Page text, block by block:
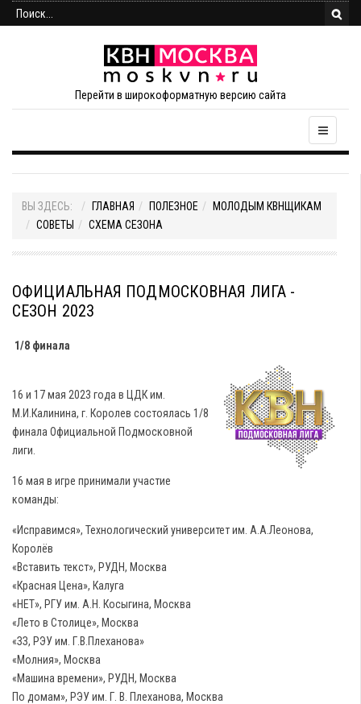
Перейти в широкоформатную версию сайта
ВЫ ЗДЕСЬ: ГЛАВНАЯ ПОЛЕЗНОЕ
МОЛОДЫМ КВНЩИКАМ
СОВЕТЫ
СХЕМА СЕЗОНА
ОФИЦИАЛЬНАЯ ПОДМОСКОВНАЯ ЛИГА -
СЕЗОН 2023
1/8 финала
16 и 17 мая 2023 года в ЦДК им.
М.И.Калинина, г. Королев состоялась 1/8
финала Официальной Подмосковной
лиги.
16 мая в игре принимали участие
команды:
«Исправимся», Технологический университет им. А.А.Леонова,
Королёв
«Вставить текст», РУДН, Москва
«Красная Цена», Калуга
«НЕТ», РГУ им. А.Н. Косыгина, Москва
«Лето в Столице», Москва
«ЗЗ, РЭУ им. Г.В.Плеханова»
«Молния», Москва
«Машина времени», РУДН, Москва
По домам», РЭУ им. Г. В. Плеханова, Москва